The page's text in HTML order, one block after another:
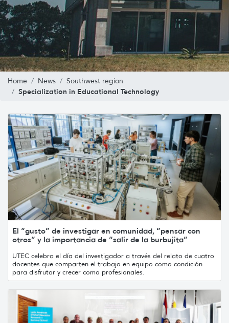
Home News Southwest region
Specialization in Educational Technology
El “gusto” de investigar en comunidad, “pensar con
otros” y la importancia de “salir de la burbujita”
UTEC celebra el día del investigador a través del relato de cuatro
docentes que comparten el trabajo en equipo como condición
para disfrutar y crecer como profesionales.